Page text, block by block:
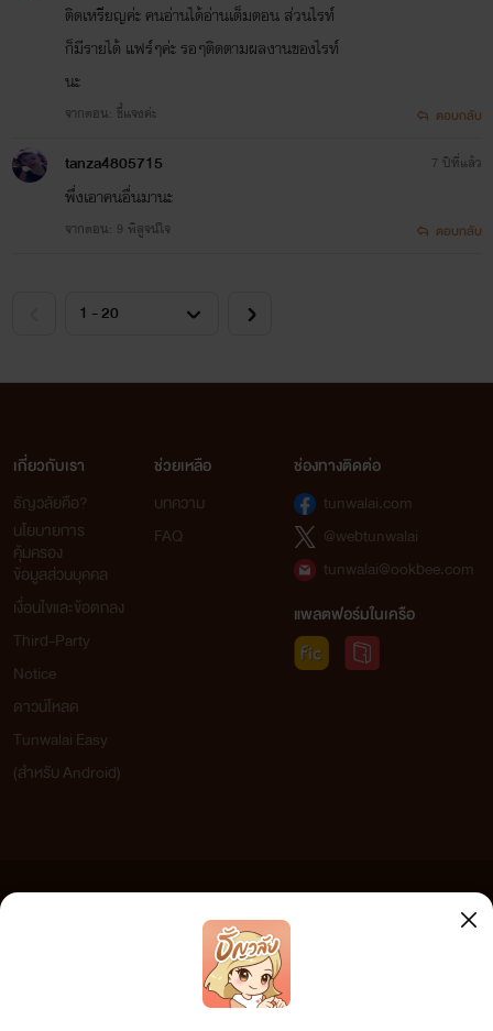
ติดเหรียญค่ะ คนอ่านได้อ่านเต็มตอน ส่วนไรท์
ก็มีรายได้ แฟร์ๆค่ะ รอๆติดตามผลงานของไรท์
นะ
จากตอน: ชี้แจงค่ะ ตอบกลับ
tanza4805715
พึ่งเอาคนอื่นมานะ
จากตอน: 9 พิสูจน์ใจ
7 ปีที่แล้ว
ตอบกลับ
เกี่ยวกับเรา
ธัญวลัยคือ?
นโยบายการ
คุ้มครอง
ข้อมูลส่วนบุคคล
เงื่อนไขและข้อตกลง
Third-Party
Notice
ดาวน์โหลด
Tunwalai Easy
(สำหรับ Android)
ช่วยเหลือ
บทความ
FAQ
ช่องทางติดต่อ
tunwalai.com
@webtunwalai
tunwalai@ookbee.com
แพลตฟอร์มในเครือ
เว็บไซต์แห่งนี้ไม่ได้เห็นด้วยและไม่ขอรับผิดชอบต่อข้อความใดๆ ทั้งสิ้น ดังนั้นผู้อ่านทุกท่านโปรดใช้
วิจารณญาณในการกลั่นกรองด้วยตนเอง และหากท่านพบข้อความใดๆ ที่ขัดต่อกฎหมายและศีลธรรม
กรุณาแจ้งมาที่ tunwalai@ookbee.com เพื่อทีมงานจะได้ดำเนินการในทันที ทั้งนี้ ทางเว็บไซต์ขอสงวน
ลิขสิทธิ์ตามพระราชบัญญัติลิขสิทธิ์ (ฉบับเพิ่มเติม) พ.ศ.2558